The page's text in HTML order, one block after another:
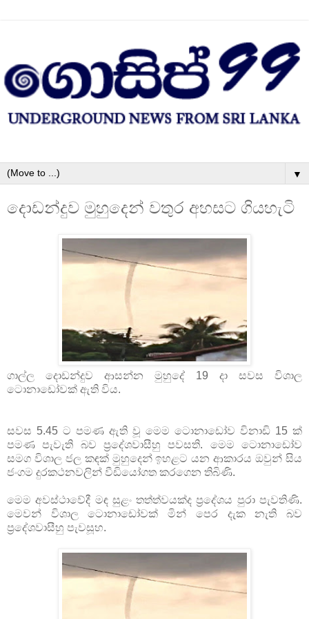
▼
දොඩන්දුව මුහුදෙන් වතුර අහසට ගියහැටි
ගාල්ල දොඩන්දුව ආසන්න මුහුදේ 19 දා සවස විශාල
ටොනාඩෝවක්‌ ඇති විය.
සවස 5.45 ට පමණ ඇති වූ මෙම ටොනාඩෝව විනාඩි 15 ක්‌
පමණ පැවැති බව ප්‍රදේශවාසීහු පවසති. මෙම ටොනාඩෝව
සමග විශාල ජල කඳක්‌ මුහුදෙන් ඉහළට යන ආකාරය ඔවුන් සිය
ජංගම දුරකථනවලින් වීඩියෝගත කරගෙන තිබිණි.
මෙම අවස්‌ථාවේදී මඳ සුළං තත්ත්වයක්‌ද ප්‍රදේශය පුරා පැවතිණි.
මෙවන් විශාල ටොනාඩෝවක්‌ මින් පෙර දැක නැති බව
ප්‍රදේශවාසීහු පැවසූහ.